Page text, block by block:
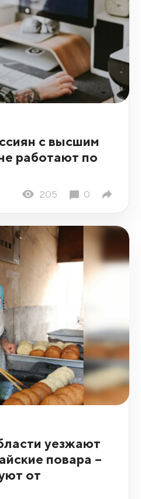
с высшим
работают по
205 0
уезжают
повара –
от